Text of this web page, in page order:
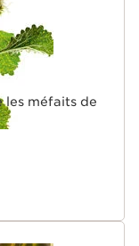
les méfaits de